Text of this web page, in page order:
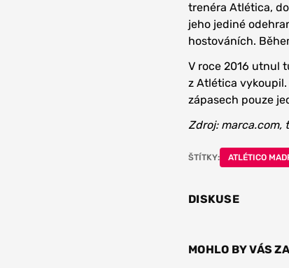
trenéra Atlética,
jeho jediné
hostováních.
V roce 2016 utnul
z Atlética
zápasech pouze
Zdroj: marca.com,
ŠTÍTKY: ATLÉTICO
DISKUSE
MOHLO BY VÁS